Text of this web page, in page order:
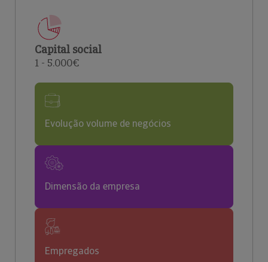
Capital social
1 - 5.000€
Evolução volume de negócios
Dimensão da empresa
Empregados